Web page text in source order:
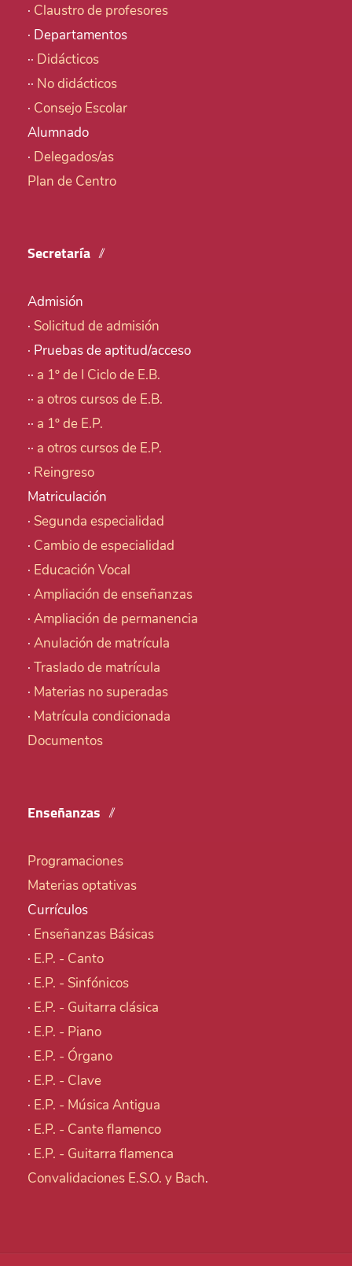
· Claustro de profesores
· Departamentos
·· Didácticos
·· No didácticos
· Consejo Escolar
Alumnado
· Delegados/as
Plan de Centro
Secretaría
Admisión
· Solicitud de admisión
· Pruebas de aptitud/acceso
·· a 1º de I Ciclo de E.B.
·· a otros cursos de E.B.
·· a 1º de E.P.
·· a otros cursos de E.P.
· Reingreso
Matriculación
· Segunda especialidad
· Cambio de especialidad
· Educación Vocal
· Ampliación de enseñanzas
· Ampliación de permanencia
· Anulación de matrícula
· Traslado de matrícula
· Materias no superadas
· Matrícula condicionada
Documentos
Enseñanzas
Programaciones
Materias optativas
Currículos
· Enseñanzas Básicas
· E.P. - Canto
· E.P. - Sinfónicos
· E.P. - Guitarra clásica
· E.P. - Piano
· E.P. - Órgano
· E.P. - Clave
· E.P. - Música Antigua
· E.P. - Cante flamenco
· E.P. - Guitarra flamenca
Convalidaciones E.S.O. y Bach.